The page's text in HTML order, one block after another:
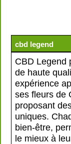
cbd legend
CBD Legend
de haute
expérience
ses fleurs de
proposant
uniques.
bien-être,
le mieux à